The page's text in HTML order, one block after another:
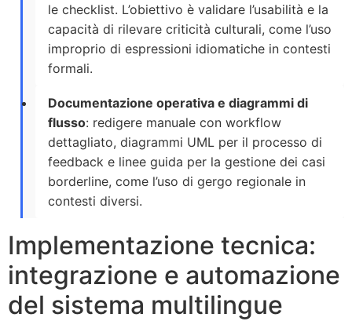
le checklist. L’obiettivo è validare l’usabilità e la
capacità di rilevare criticità culturali, come l’uso
improprio di espressioni idiomatiche in contesti
formali.
Documentazione operativa e diagrammi di
flusso: redigere manuale con workflow
dettagliato, diagrammi UML per il processo di
feedback e linee guida per la gestione dei casi
borderline, come l’uso di gergo regionale in
contesti diversi.
Implementazione tecnica:
integrazione e automazione
del sistema multilingue